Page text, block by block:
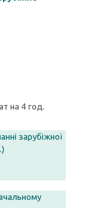
на 4 год.
зарубіжної